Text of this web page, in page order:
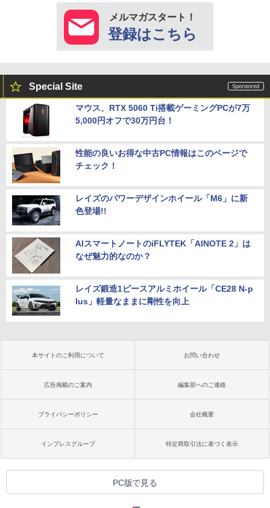
メルマガスタート！
登録はこちら
Special Site
マウス、RTX 5060 Ti搭載ゲーミングPCが7万
5,000円オフで30万円台！
性能の良いお得な中古PC情報はこのページで
チェック！
レイズのパワーデザインホイール「M6」に新
色登場!!
AIスマートノートのiFLYTEK「AINOTE 2」は
なぜ魅力的なのか？
レイズ鍛造1ピースアルミホイール「CE28 N-p
lus」軽量なままに剛性を向上
本サイトのご利用について お問い合わせ
広告掲載のご案内 編集部へのご連絡
プライバシーポリシー 会社概要
インプレスグループ 特定商取引法に基づく表示
PC版で見る